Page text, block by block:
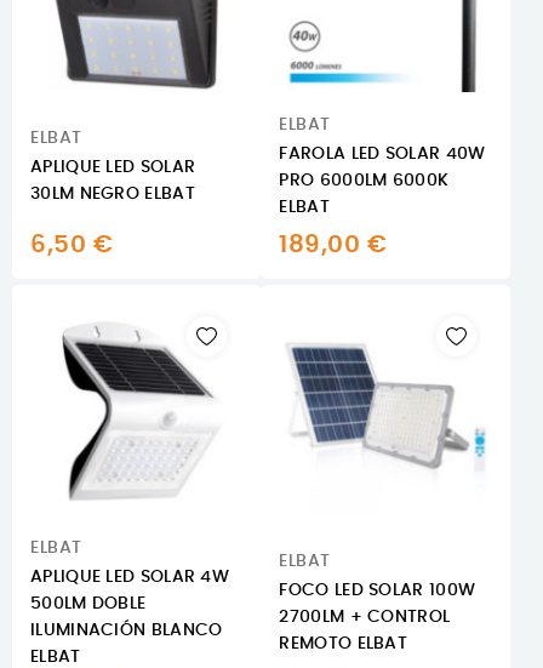
ELBAT
APLIQUE LED SOLAR
30LM NEGRO ELBAT
6,50 €
ELBAT
FAROLA LED SOLAR 40W
PRO 6000LM 6000K
ELBAT
189,00 €
ELBAT
APLIQUE LED SOLAR 4W
500LM DOBLE
ILUMINACIÓN BLANCO
ELBAT
ELBAT
FOCO LED SOLAR 100W
2700LM + CONTROL
REMOTO ELBAT